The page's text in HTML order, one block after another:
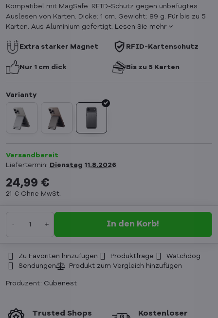
Kompatibel mit MagSafe. RFID-Schutz gegen unbefugtes
Auslesen von Karten. Dicke: 1 cm. Gewicht: 89 g. Für bis zu 5
Karten. Aus Aluminium gefertigt. Lesen Sie mehr
Extra starker Magnet RFID-Kartenschutz
Nur 1 cm dick Bis zu 5 Karten
Versandbereit
Liefertermin: Dienstag 11.8.2026
24,99 €
21 € Ohne MwSt.
In den Korb!
Zu Favoriten hinzufügen Produktfrage
Watchdog
Sendungen
Produzent: Cubenest
Trusted Shops
Kostenloser